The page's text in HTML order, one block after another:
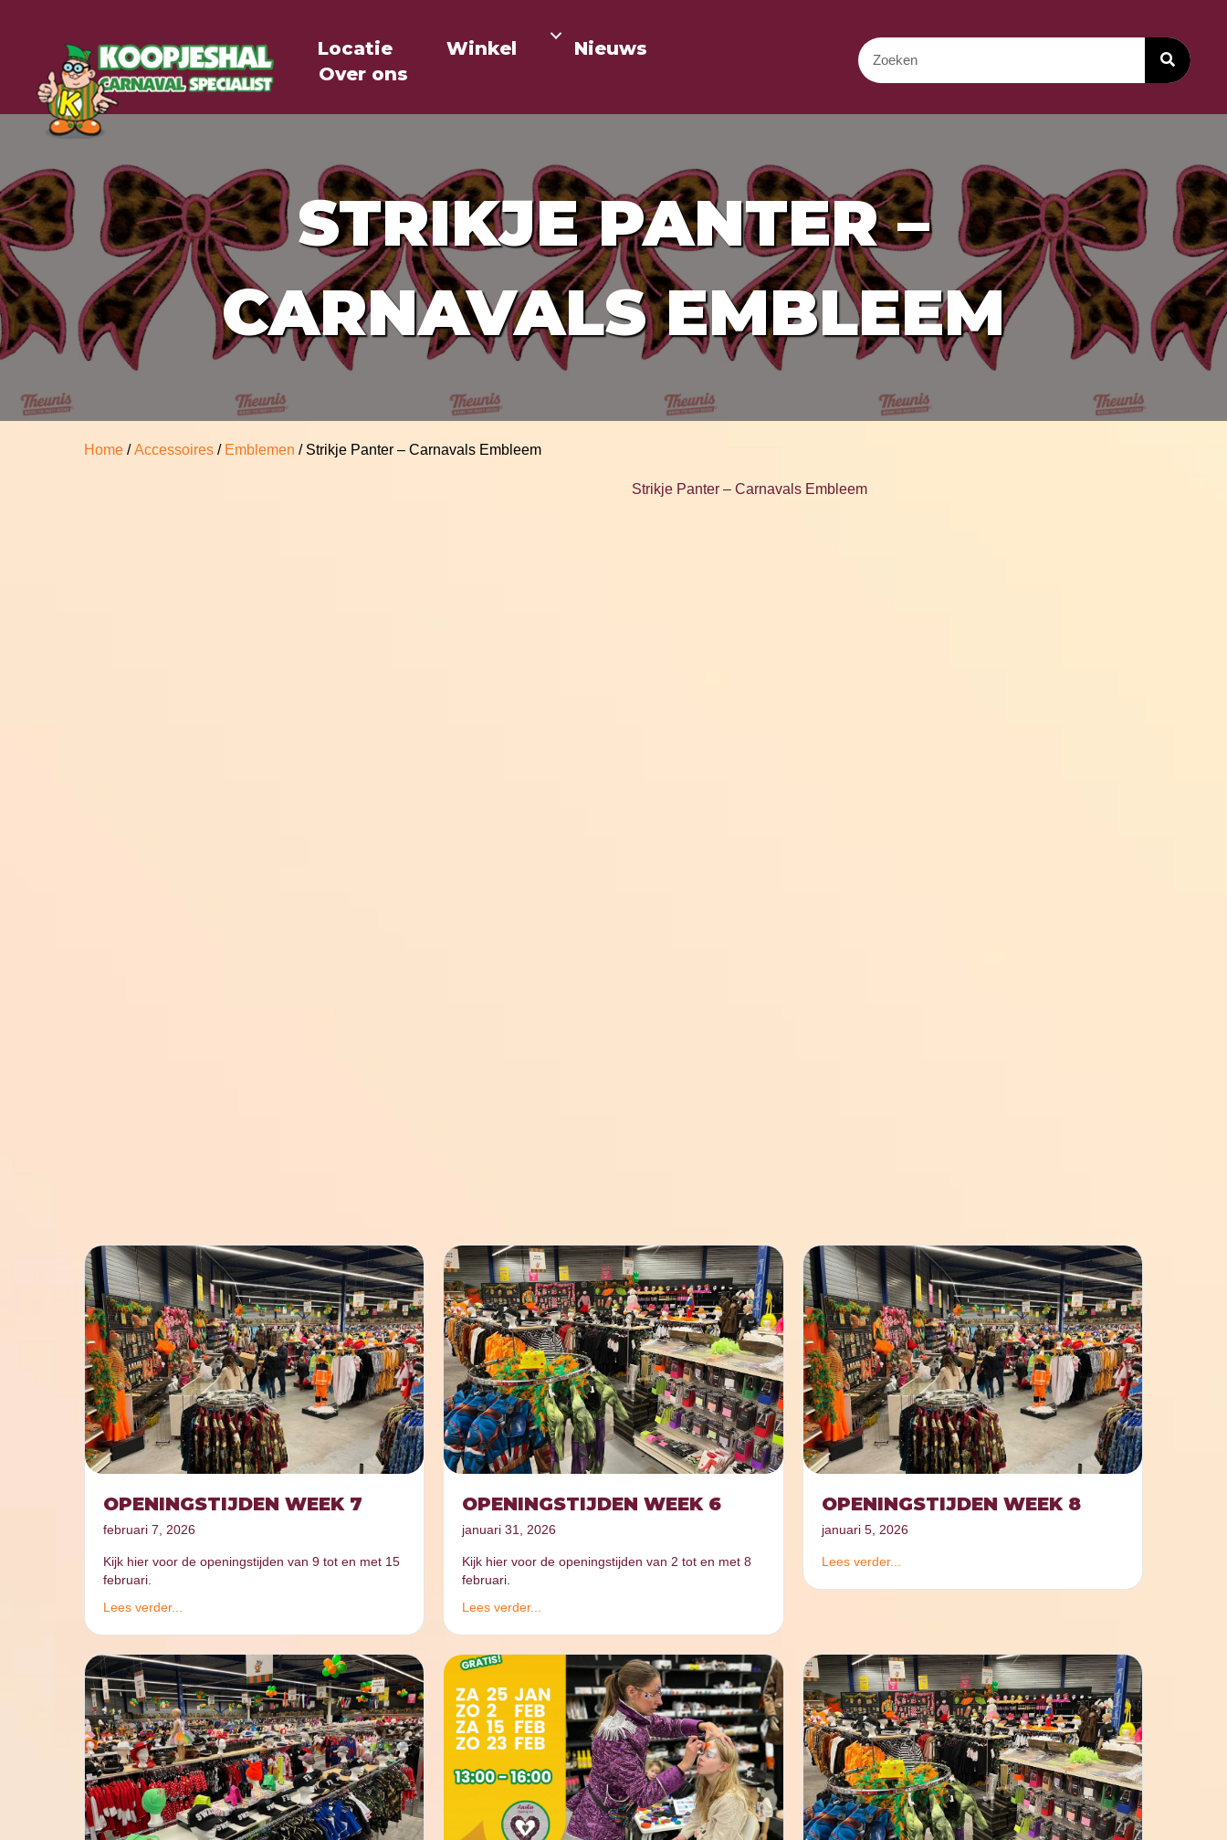
Locatie Winkel
Nieuws
Over ons
STRIKJE PANTER –
CARNAVALS EMBLEEM
Home /Accessoires / Emblemen / Strikje Panter – Carnavals Embleem
Strikje Panter – Carnavals Embleem
OPENINGSTIJDEN WEEK 7
februari 7, 2026
Kijk hier voor de openingstijden van 9 tot en met 15
februari.
Lees verder...
OPENINGSTIJDEN WEEK 6
januari 31, 2026
Kijk hier voor de openingstijden van 2 tot en met 8
februari.
Lees verder...
OPENINGSTIJDEN WEEK 8
januari 5, 2026
Lees verder...